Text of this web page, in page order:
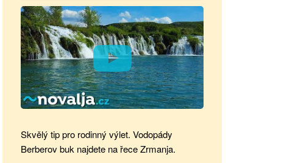
Skvělý tip pro rodinný výlet. Vodopády
Berberov buk najdete na řece Zrmanja.